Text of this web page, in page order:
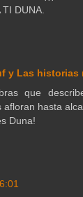
TI DUNA.
y Las historias
que
afloran hasta
Duna!